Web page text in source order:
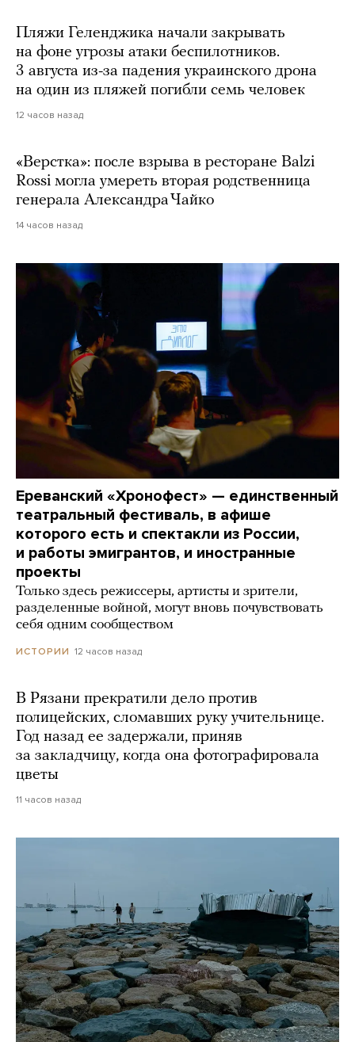
Пляжи Геленджика начали закрывать
на фоне угрозы атаки беспилотников.
3 августа из-за падения украинского дрона
на один из пляжей погибли семь человек
12 часов назад
«Верстка»: после взрыва в ресторане Balzi
Rossi могла умереть вторая родственница
генерала Александра Чайко
14 часов назад
Ереванский «Хронофест» — единственный
театральный фестиваль, в афише
которого есть и спектакли из России,
и работы эмигрантов, и иностранные
проекты
Только здесь режиссеры, артисты и зрители,
разделенные войной, могут вновь почувствовать
себя одним сообществом
ИСТОРИИ 12 часов назад
В Рязани прекратили дело против
полицейских, сломавших руку учительнице.
Год назад ее задержали, приняв
за закладчицу, когда она фотографировала
цветы
11 часов назад